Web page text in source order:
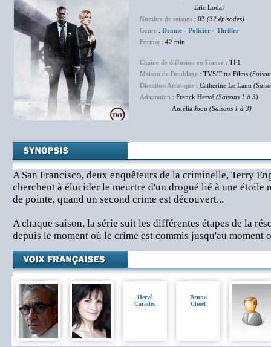
Eric Lodal
Nombre de saisons : 03 (32 épisodes)
Genre : Drame - Policier - Thriller
Format : 42 min
Chaîne de diffusion en France : TF1
Maison de Doublage : TVS/Titra Films
Direction Artistique : Catherine Le Lann
Adaptation : Franck Hervé (Saisons 1 à 3)
Aurélia Joon (Saisons 1 à 3)
A San Francisco, deux enquêteurs de la criminelle, Terry
cherchent à élucider le meurtre d'un drogué lié à une étoile
de pointe, quand un second crime est découvert...
A chaque saison, la série suit les différentes étapes de la
depuis le moment où le crime est commis jusqu'au moment
Hervé
Caradec
Bruno
Choël